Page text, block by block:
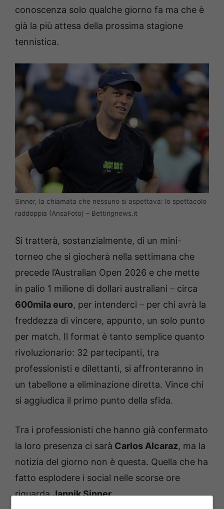
conoscenza solo qualche giorno fa ma che è
già la più attesa della prossima stagione
tennistica.
Sinner, la chiamata che nessuno si aspettava: lo spettacolo
raddoppia (AnsaFoto) – Bettingnews.it
Si tratterà, sostanzialmente, di un mini-
torneo che si giocherà nella settimana che
precede l’Australian Open 2026 e che mette
in palio 1 milione di dollari australiani – circa
600mila euro, per intenderci – per chi avrà la
freddezza di vincere, appunto, un solo punto
per match. Il format è tanto semplice quanto
rivoluzionario: 32 partecipanti, tra
professionisti e dilettanti, si affronteranno in
un tabellone a eliminazione diretta. Vince chi
si aggiudica il primo punto della sfida.
Tra i professionisti che hanno già confermato
la loro presenza ci sarà Carlos Alcaraz, ma la
notizia del giorno non è questa. Quella che ha
fatto esplodere i social nelle scorse ore
riguardaJannik Sinner.